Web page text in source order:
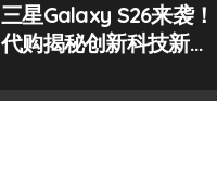
三星Galaxy S26来袭！
代购揭秘创新科技新亮